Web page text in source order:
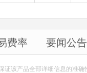
费率 要闻公告
证该产品全部详细信息的准